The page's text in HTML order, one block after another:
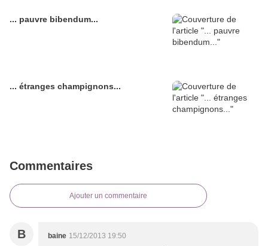
... pauvre bibendum...
... étranges champignons...
Commentaires
Ajouter un commentaire
B baine 15/12/2013 19:50